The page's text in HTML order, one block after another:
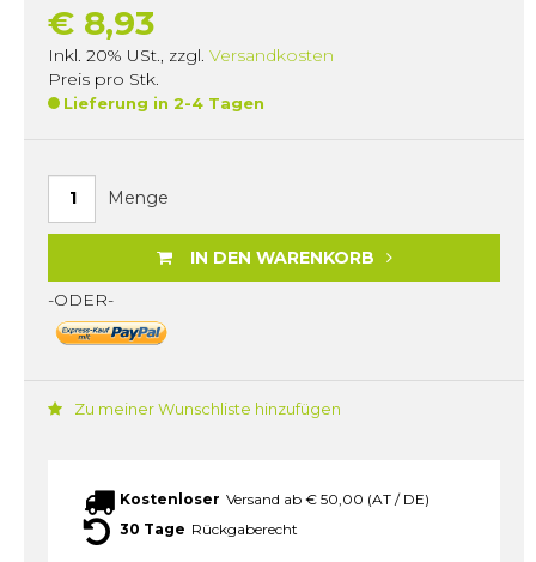
€ 8,93
Inkl. 20% USt. zzgl. Versandkosten
Preis pro Stk.
Lieferung in 2-4 Tagen
Menge
IN DEN WARENKORB
-ODER-
Zu meiner Wunschliste hinzufügen
Kostenloser Versand ab € 50,00 (AT / DE)
30 Tage Rückgaberecht